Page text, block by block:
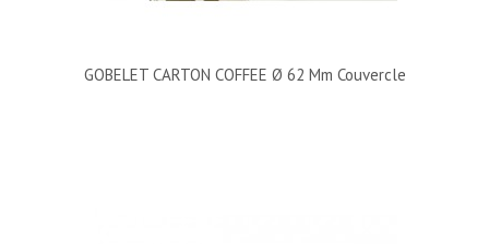
GOBELET CARTON COFFEE Ø 62 Mm Couvercle